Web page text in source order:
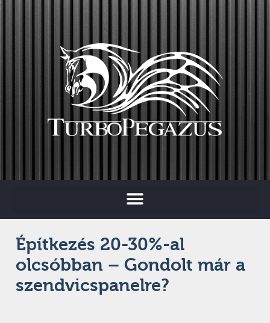
Építkezés 20-30%-al
olcsóbban – Gondolt már a
szendvicspanelre?